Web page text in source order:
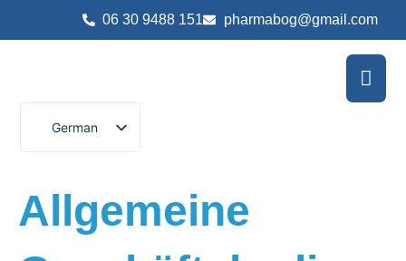
06 30 9488 151 pharmabog@gmail.com
German
Hungarian
Allgemeine